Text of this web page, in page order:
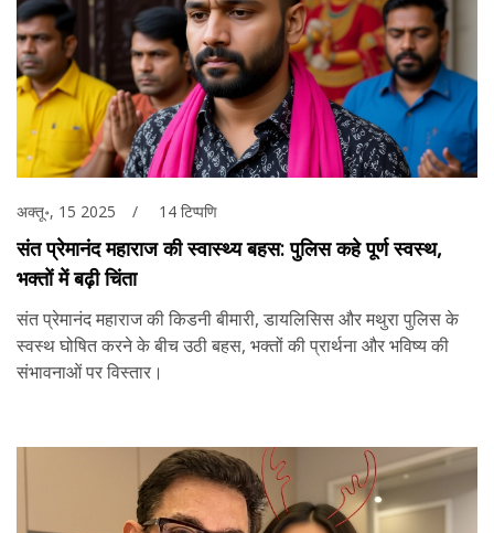
अक्तू॰, 15 2025 14 टिप्पणि
संत प्रेमानंद महाराज की स्वास्थ्य बहस: पुलिस कहे पूर्ण स्वस्थ,
भक्तों में बढ़ी चिंता
संत प्रेमानंद महाराज की किडनी बीमारी, डायलिसिस और मथुरा पुलिस के
स्वस्थ घोषित करने के बीच उठी बहस, भक्तों की प्रार्थना और भविष्य की
संभावनाओं पर विस्तार।